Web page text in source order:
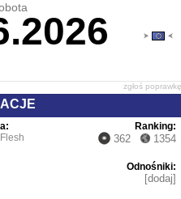
zgłoś poprawkę
Ranking:
362 1354
Odnośniki:
[dodaj]